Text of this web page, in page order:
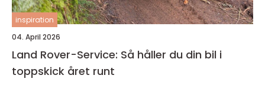
inspiration
04. April 2026
Land Rover-Service: Så håller du din bil i
toppskick året runt